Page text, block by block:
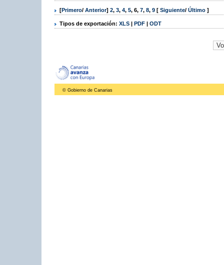
[Primero/ Anterior] 2, 3, 4, 5, 6, 7, 8, 9 [ Siguiente/ Último ]
Tipos de exportación: XLS | PDF | ODT
© Gobierno de Canarias